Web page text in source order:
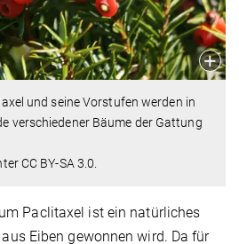
und seine Vorstufen werden in
verschiedener Bäume der Gattung
CC BY-SA 3.0.
Paclitaxel ist ein natürliches
Eiben gewonnen wird. Da für